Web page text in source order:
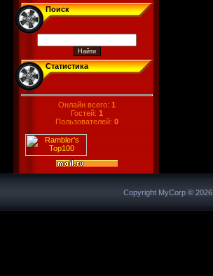
Поиск
Статистика
Онлайн всего: 1
Гостей: 1
Пользователей: 0
Copyright MyCorp © 2026